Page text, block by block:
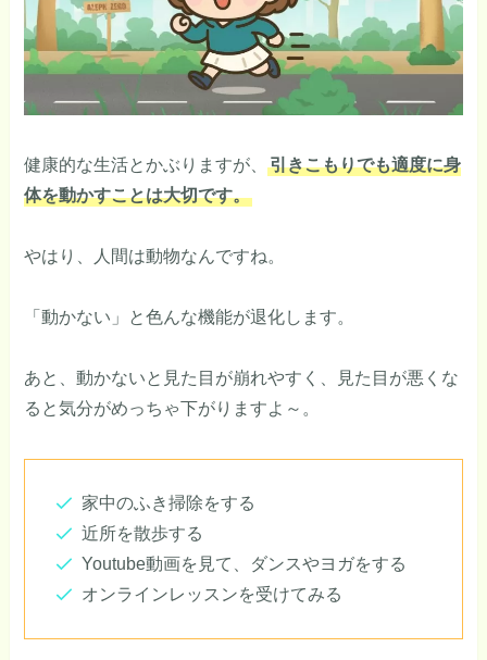
健康的な生活とかぶりますが、引きこもりでも適度に身
体を動かすことは大切です。
やはり、人間は動物なんですね。
「動かない」と色んな機能が退化します。
あと、動かないと見た目が崩れやすく、見た目が悪くな
ると気分がめっちゃ下がりますよ～。
家中のふき掃除をする
近所を散歩する
Youtube動画を見て、ダンスやヨガをする
オンラインレッスンを受けてみる